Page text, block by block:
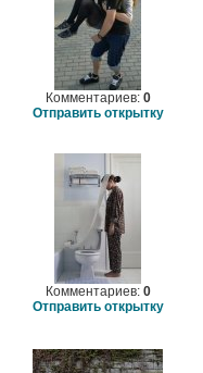
Комментариев: 0
Отправить открытку
Комментариев: 0
Отправить открытку